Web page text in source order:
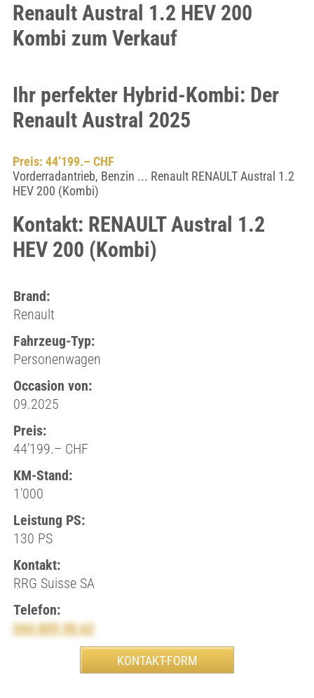
Renault Austral 1.2 HEV 200
Kombi zum Verkauf
Ihr perfekter Hybrid-Kombi: Der
Renault Austral 2025
Preis: 44’199.– CHF
Vorderradantrieb, Benzin ... Renault RENAULT Austral 1.2
HEV 200 (Kombi)
Kontakt: RENAULT Austral 1.2
HEV 200 (Kombi)
Brand:
Renault
Fahrzeug-Typ:
Personenwagen
Occasion von:
09.2025
Preis:
44’199.– CHF
KM-Stand:
1’000
Leistung PS:
130 PS
Kontakt:
RRG Suisse SA
Telefon:
044 809 98 63